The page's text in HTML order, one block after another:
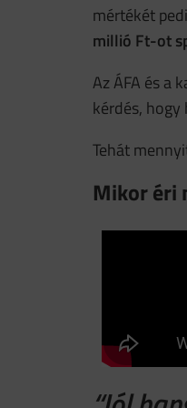
mértékét
millió Ft-ot
Az ÁFA és a
kérdés,
Tehát
Mikor éri